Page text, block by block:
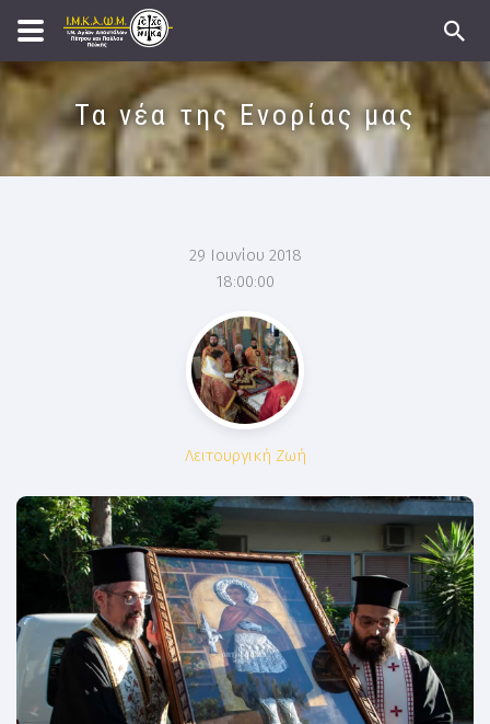
Τα νέα της Ενορίας μας
29 Ιουνίου 2018
18:00:00
Λειτουργική Ζωή